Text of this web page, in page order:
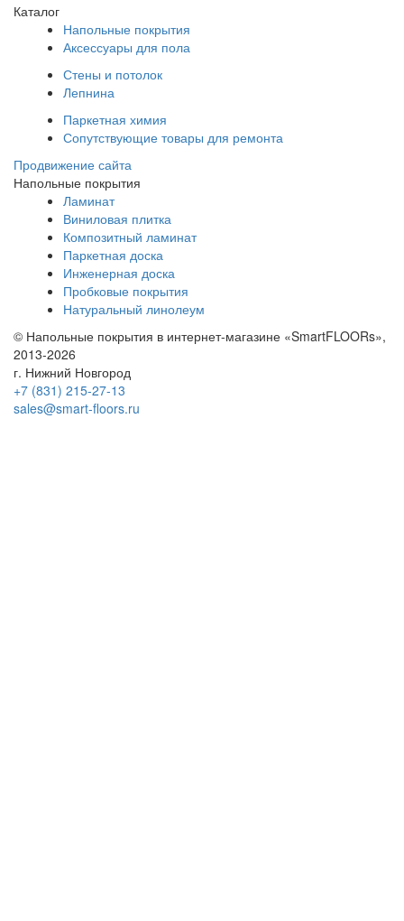
Каталог
Напольные покрытия
Аксессуары для пола
Стены и потолок
Лепнина
Паркетная химия
Сопутствующие товары для ремонта
Продвижение сайта
Напольные покрытия
Ламинат
Виниловая плитка
Композитный ламинат
Паркетная доска
Инженерная доска
Пробковые покрытия
Натуральный линолеум
© Напольные покрытия в интернет-магазине «SmartFLOORs»,
2013-2026
г. Нижний Новгород
+7 (831) 215-27-13
sales@smart-floors.ru